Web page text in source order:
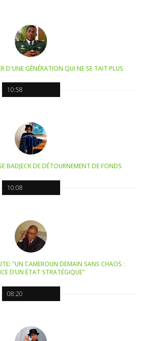
10:58
D'UNE GÉNÉRATION QUI NE SE TAIT PLUS
10:08
BADJECK DE DÉTOURNEMENT DE FONDS
08:20
"UN CAMEROUN DEMAIN SANS CHAOS :
D’UN ÉTAT STRATÉGIQUE"